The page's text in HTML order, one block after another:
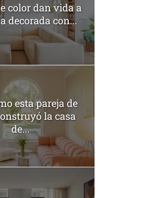
color dan vida a
decorada con...
esta pareja de
la casa
de...